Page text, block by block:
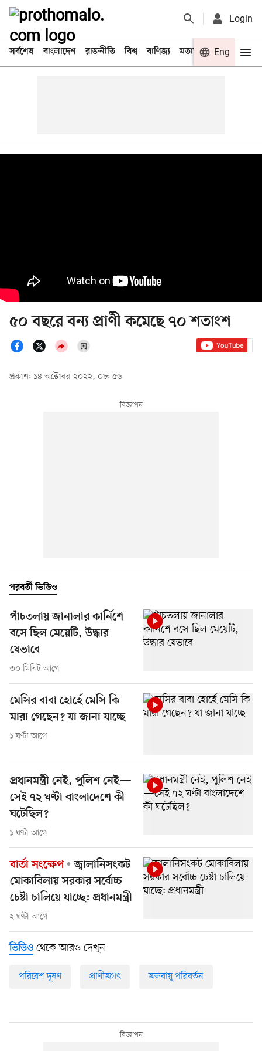
Login
সর্বশেষ বাংলাদেশ রাজনীতি বিশ্ব বাণিজ্য মতামত খেলা
Eng
৫০ বছরে বন্য প্রাণী কমেছে ৭০ শতাংশ
প্রকাশ: ১৪ অক্টোবর ২০২২, ০৮: ৫৬
পরবর্তী ভিডিও
পাঁচতলায় জানালার কার্নিশে
বসে ছিল মেয়েটি, উদ্ধার
যেভাবে
৩০ মিনিট আগে
মেসির বাবা হোর্হে মেসি কি
মারা গেছেন? যা জানা যাচ্ছে
১ ঘণ্টা আগে
প্রধানমন্ত্রী নেই, পুলিশ নেই—
সেই ৭২ ঘণ্টা বাংলাদেশে কী
ঘটেছিল?
১ ঘণ্টা আগে
বার্তা সংক্ষেপ
জ্বালানিসংকট
মোকাবিলায় সরকার সর্বোচ্চ
চেষ্টা চালিয়ে যাচ্ছে: প্রধানমন্ত্রী
২ ঘণ্টা আগে
ভিডিও থেকে আরও দেখুন
পরিবেশ দূষণ প্রাণীজগৎ জলবায়ু পরিবর্তন